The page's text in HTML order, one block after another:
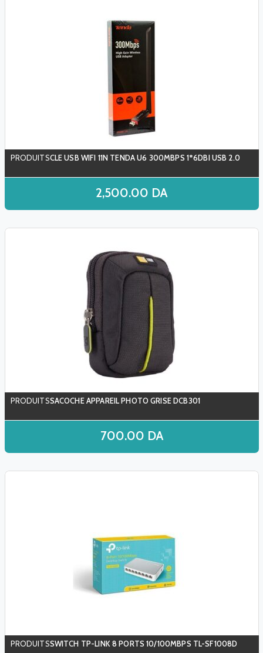
CLE USB WIFI 11N TENDA U6 300MBPS 1*6DBI USB 2.0
2,500.00 DA
SACOCHE APPAREIL PHOTO GRISE DCB301
700.00 DA
SWITCH TP-LINK 8 PORTS 10/100MBPS TL-SF1008D